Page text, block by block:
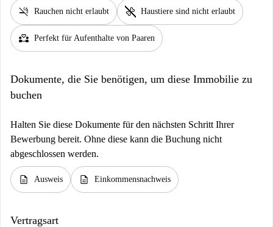
smoke_free Rauchen nicht erlaubt pet_supplies Haustiere sind nicht erlaubt
partner_heart Perfekt für Aufenthalte von Paaren
Dokumente, die Sie benötigen, um diese Immobilie zu
buchen
Halten Sie diese Dokumente für den nächsten Schritt Ihrer
Bewerbung bereit. Ohne diese kann die Buchung nicht
abgeschlossen werden.
description Ausweis description Einkommensnachweis
Vertragsart